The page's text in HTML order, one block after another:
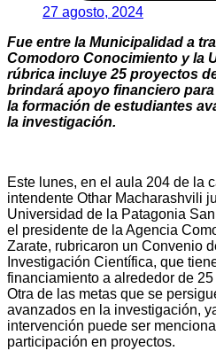
27 agosto, 2024
Fue entre la Municipalidad a
Comodoro Conocimiento y la
rúbrica incluye 25 proyectos
brindará apoyo financiero
la formación de estudiantes
la investigación.
Este lunes, en el aula 204 de la
intendente Othar Macharashvili
Universidad de la Patagonia
el presidente de la Agencia
Zarate, rubricaron un Convenio
Investigación Científica, que
financiamiento a alrededor de
Otra de las metas que se
avanzados en la investigación,
intervención puede ser
participación en proyectos.